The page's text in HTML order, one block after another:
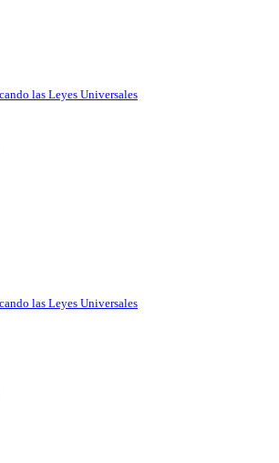
las Leyes Universales
las Leyes Universales